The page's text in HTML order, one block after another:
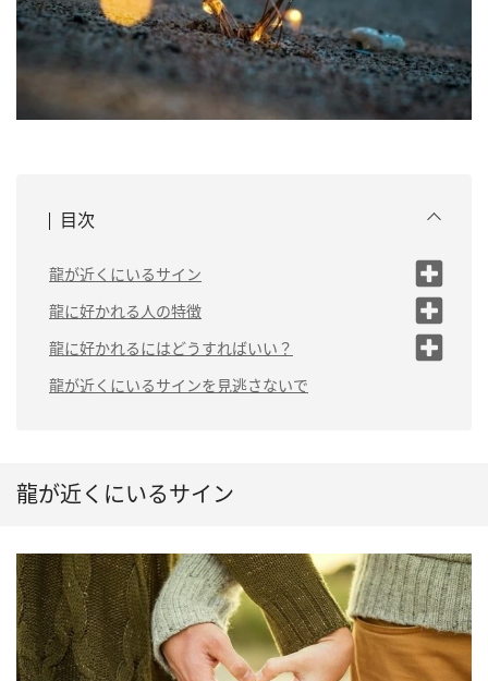
目次
龍が近くにいるサイン
（1）ゾロ目が目に付くようになる
（2）清々しい気持ちでいられる
（3）低いうなり声のような音が聞こ
える
龍に好かれる人の特徴
（1）1人でいることが好き
（2）ストレートに思いを伝えられ
る人
（5）水場をきれいにしている
龍に好かれるにはどうすればいい？
（1）自分に嘘をつかない
龍が近くにいるサインを見逃さないで
龍が近くにいるサイン